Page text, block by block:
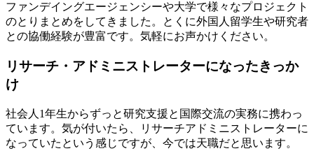
ファンデイングエージェンシーや大学で様々なプロジェクト
のとりまとめをしてきました。とくに外国人留学生や研究者
との協働経験が豊富です。気軽にお声かけください。
リサーチ・アドミニストレーターになったきっか
け
社会人1年生からずっと研究支援と国際交流の実務に携わっ
ています。気が付いたら、リサーチアドミニストレーターに
なっていたという感じですが、今では天職だと思います。